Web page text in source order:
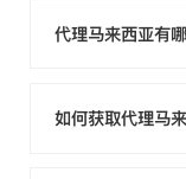
代理马来西亚有
如何获取代理马